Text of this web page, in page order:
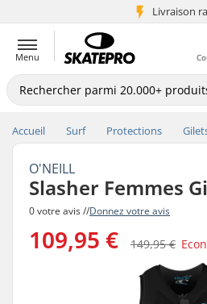
Livraison
+5 mio de
Menu
Accueil Surf Protections
O'NEILL
Slasher Femmes
0 votre avis //Donnez votre avis
109,95 € 149,95 €